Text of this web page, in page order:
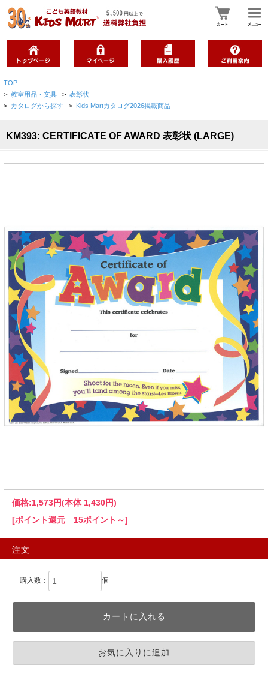
TOP
> 教室用品・文具 > 表彰状
> カタログから探す > Kids Martカタログ2026掲載商品
KM393: CERTIFICATE OF AWARD 表彰状 (LARGE)
価格:1,573円(本体 1,430円)
[ポイント還元 15ポイント～]
注文
購入数： 個